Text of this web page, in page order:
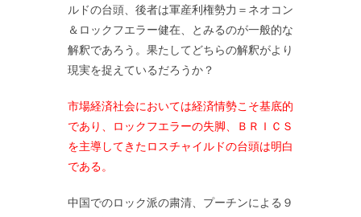
ルドの台頭、後者は軍産利権勢力＝ネオコン
＆ロックフエラー健在、とみるのが一般的な
解釈であろう。果たしてどちらの解釈がより
現実を捉えているだろうか？
市場経済社会においては経済情勢こそ基底的
であり、ロックフエラーの失脚、ＢＲＩＣＳ
を主導してきたロスチャイルドの台頭は明白
である。
中国でのロック派の粛清、プーチンによる９